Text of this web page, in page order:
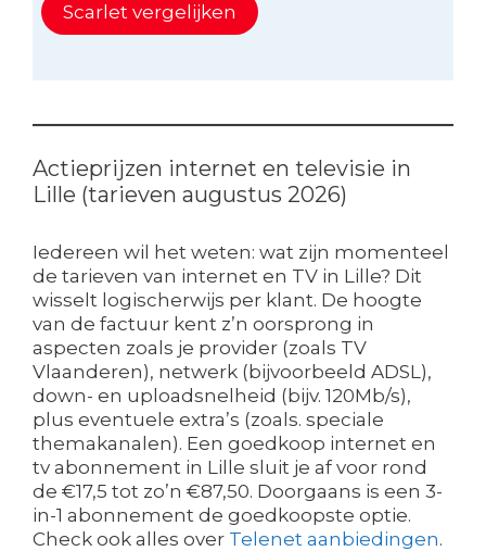
Scarlet vergelijken
Actieprijzen internet en televisie in
Lille (tarieven augustus 2026)
Iedereen wil het weten: wat zijn momenteel
de tarieven van internet en TV in Lille? Dit
wisselt logischerwijs per klant. De hoogte
van de factuur kent z’n oorsprong in
aspecten zoals je provider (zoals TV
Vlaanderen), netwerk (bijvoorbeeld ADSL),
down- en uploadsnelheid (bijv. 120Mb/s),
plus eventuele extra’s (zoals. speciale
themakanalen). Een goedkoop internet en
tv abonnement in Lille sluit je af voor rond
de €17,5 tot zo’n €87,50. Doorgaans is een 3-
in-1 abonnement de goedkoopste optie.
Check ook alles over Telenet aanbiedingen.